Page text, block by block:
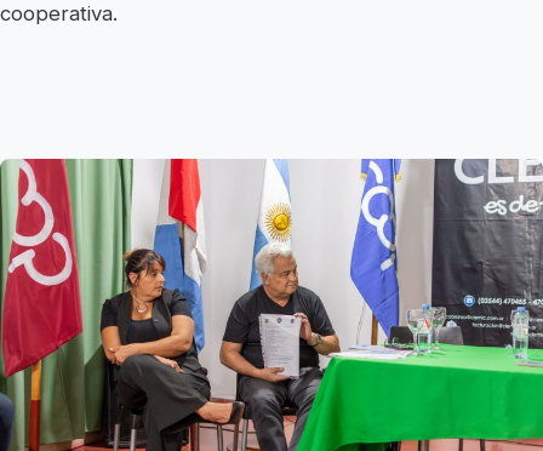
cooperativa.